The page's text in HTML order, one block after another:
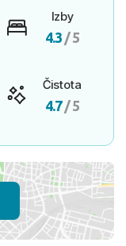
Izby
4.3 / 5
Čistota
4.7/ 5